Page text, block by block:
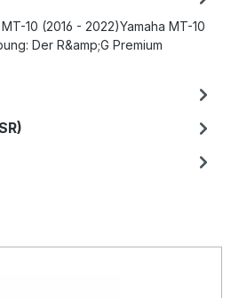
10 (2016 - 2022)Yamaha MT-10
Der R&amp;G Premium